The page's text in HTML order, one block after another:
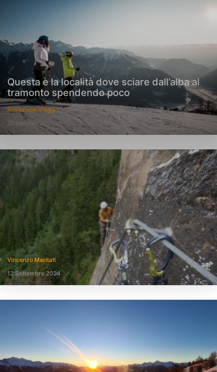
Questa è la località dove sciare dall’alba al
tramonto spendendo poco
Redazione Viaggi
22 Gennaio 2025
Vincenzo Maritati
12 Settembre 2024